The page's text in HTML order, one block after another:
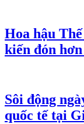
Hoa hậu
kiến đón
Sôi động
quốc tế tại